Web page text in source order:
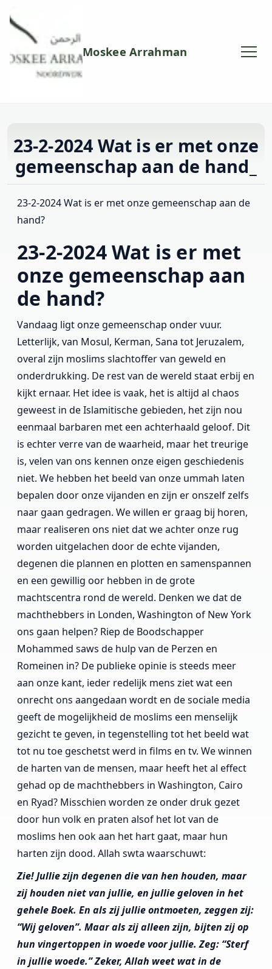
Moskee Arrahman
23-2-2024 Wat is er met onze
gemeenschap aan de hand_
23-2-2024 Wat is er met onze gemeenschap aan de
hand?
23-2-2024 Wat is er met
onze gemeenschap aan
de hand?
Vandaag ligt onze gemeenschap onder vuur.
Letterlijk, van Mosul, Kerman, Sana tot Jeruzalem,
overal zijn moslims slachtoffer van geweld en
onderdrukking. De rest van de wereld staat erbij en
kijkt ernaar. Het idee is vaak, het is altijd al chaos
geweest in de Islamitische gebieden, het zijn nou
eenmaal barbaren met een achterhaald geloof. Dit
is echter verre van de waarheid, maar het treurige
is, velen van ons kennen onze eigen geschiedenis
niet. We hebben het beeld van onze ummah laten
bepalen door onze vijanden en zijn er onszelf zelfs
naar gaan gedragen. We willen er graag bij horen,
maar realiseren ons niet dat we achter onze rug
worden uitgelachen door de echte vijanden,
degenen die plannen en plotten en samenspannen
en een gewillig oor hebben in de grote
machtscentra rond de wereld. Denken we dat de
machthebbers in Londen, Washington of New York
ons gaan helpen? Riep de Boodschapper
Mohammed saws de hulp van de Perzen en
Romeinen in? De publieke opinie is steeds meer
aan onze kant, ieder redelijk mens ziet wat een
onrecht ons aangedaan wordt en de sociale media
geeft de mogelijkheid de moslims een menselijk
gezicht te geven, in tegenstelling tot het beeld wat
tot nu toe geschetst werd in films en tv. We winnen
de harten van de mensen, maar heeft het al effect
gehad op de machthebbers in Washington, Cairo
en Ryad? Misschien worden ze onder druk gezet
door hun volk en praten alsof het lot van de
moslims hen ook aan het hart gaat, maar hun
harten zijn dood. Allah swta waarschuwt:
Zie! Jullie zijn degenen die van hen houden, maar
zij houden niet van jullie, en jullie geloven in het
gehele Boek. En als zij jullie ontmoeten, zeggen zij:
“Wij geloven”. Maar als zij alleen zijn, bijten zij op
hun vingertoppen in woede voor jullie. Zeg: “Sterf
in jullie woede.” Zeker, Allah weet wat in de